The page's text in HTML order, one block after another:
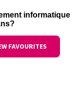
informatique
FAVOURITES